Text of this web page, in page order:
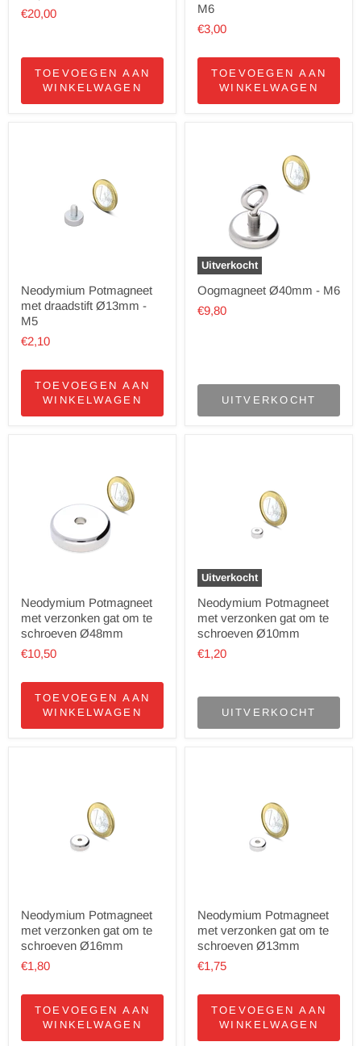
prijs
Huidige
€20,00
TOEVOEGEN AAN
WINKELWAGEN
M6
€3,00
TOEVOEGEN AAN
WINKELWAGEN
Neodymium Potmagneet
met draadstift Ø13mm -
M5
€2,10
TOEVOEGEN AAN
WINKELWAGEN
Uitverkocht
Oogmagneet Ø40mm - M6
€9,80
UITVERKOCHT
Neodymium Potmagneet
met verzonken gat om te
schroeven Ø48mm
€10,50
TOEVOEGEN AAN
WINKELWAGEN
Uitverkocht
Neodymium Potmagneet
met verzonken gat om te
schroeven Ø10mm
€1,20
UITVERKOCHT
Neodymium Potmagneet
met verzonken gat om te
schroeven Ø16mm
€1,80
TOEVOEGEN AAN
WINKELWAGEN
Neodymium Potmagneet
met verzonken gat om te
schroeven Ø13mm
€1,75
TOEVOEGEN AAN
WINKELWAGEN